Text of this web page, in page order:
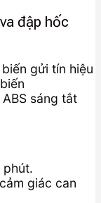
đập hốc
gửi tín hiệu
sáng tắt
phút.
giác can